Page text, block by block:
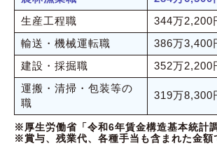
生産工程職
344万2,200
輸送・機械運転職
386万3,400
建設・採掘職
352万2,200
運搬・清掃・包装等の
職
319万8,300
※厚生労働省「令和6年賃金構造基本統計
※賞与、残業代、各種手当も含まれた金額